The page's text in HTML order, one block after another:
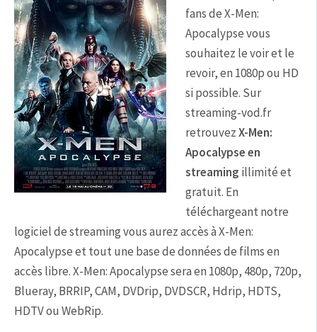
fans de X-Men:
Apocalypse vous
souhaitez le voir et le
revoir, en 1080p ou HD
si possible. Sur
streaming-vod.fr
retrouvezX-Men:
Apocalypse en
streaming illimité et
gratuit. En
téléchargeant notre
logiciel de streaming vous aurez accès à X-Men:
Apocalypse et tout une base de données de films en
accès libre. X-Men: Apocalypse sera en 1080p, 480p, 720p,
Blueray, BRRIP, CAM, DVDrip, DVDSCR, Hdrip, HDTS,
HDTV ou WebRip.